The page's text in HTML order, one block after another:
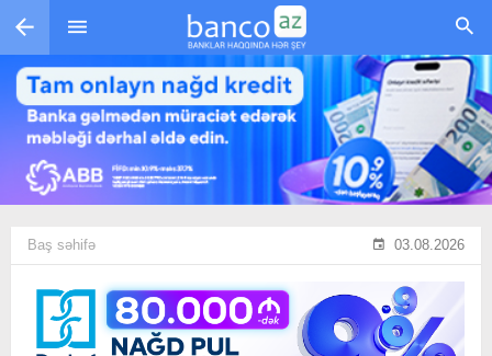
Skip to main content
Baş səhifə 03.08.2026